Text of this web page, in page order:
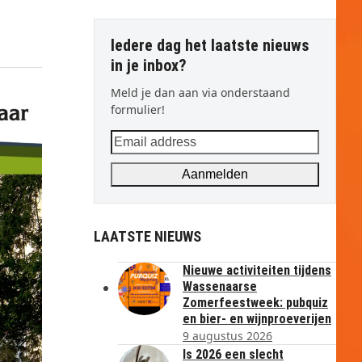
Iedere dag het laatste nieuws
in je inbox?
Meld je dan aan via onderstaand
formulier!
Email
address
Aanmelden
LAATSTE NIEUWS
Nieuwe activiteiten tijdens
Wassenaarse
Zomerfeestweek: pubquiz
en bier- en wijnproeverijen
9 augustus 2026
Is 2026 een slecht